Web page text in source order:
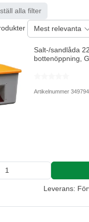
alla filter
Mest relevanta
Salt-/sandlåda
bottenöppning,
Artikelnummer
Leverans: